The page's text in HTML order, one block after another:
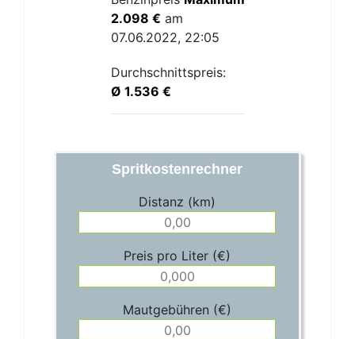
2.098 € am
07.06.2022, 22:05
Durchschnittspreis:
Ø 1.536 €
Spritkostenrechner
Distanz (km)
Preis pro Liter (€)
Mautgebühren (€)